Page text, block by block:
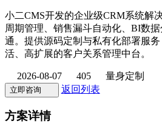
小二CMS开发的企业级CRM系统解
周期管理、销售漏斗自动化、BI数
通。提供源码定制与私有化部署服
活、高扩展的客户关系管理中台。
2026-08-07 405 量身定制
立即咨询 返回列表
方案详情